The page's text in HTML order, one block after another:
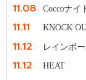
11.08 Coccoナイ
11.11 KNOCK
11.12 レインボ
11.12 HEAT